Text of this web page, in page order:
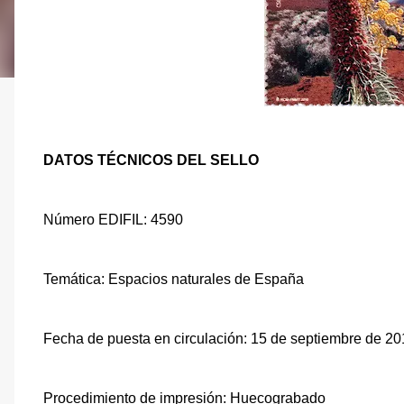
DATOS TÉCNICOS DEL SELLO
Número EDIFIL: 4590
Temática: Espacios naturales de España
Fecha de puesta en circulación: 15 de septiembre de
Procedimiento de impresión: Huecograbado